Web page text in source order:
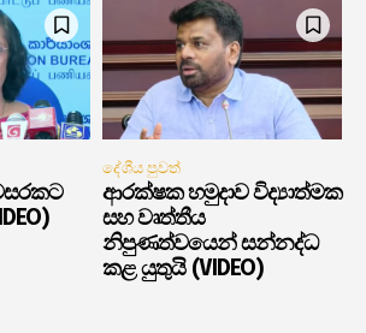
දේශීය පුවත්
ආරක්ෂක හමුදාව විද්‍යාත්මක
සහ වෘත්තීය
නිපුණත්වයෙන් සන්නද්ධ
කළ යුතුයි (VIDEO)